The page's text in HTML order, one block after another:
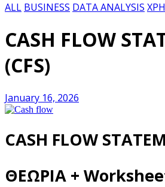
ALL BUSINESS DATA ANALYSIS
CASH FLOW
(CFS)
January 16, 2026
CASH FLOW
ΘΕΩΡΙΑ +